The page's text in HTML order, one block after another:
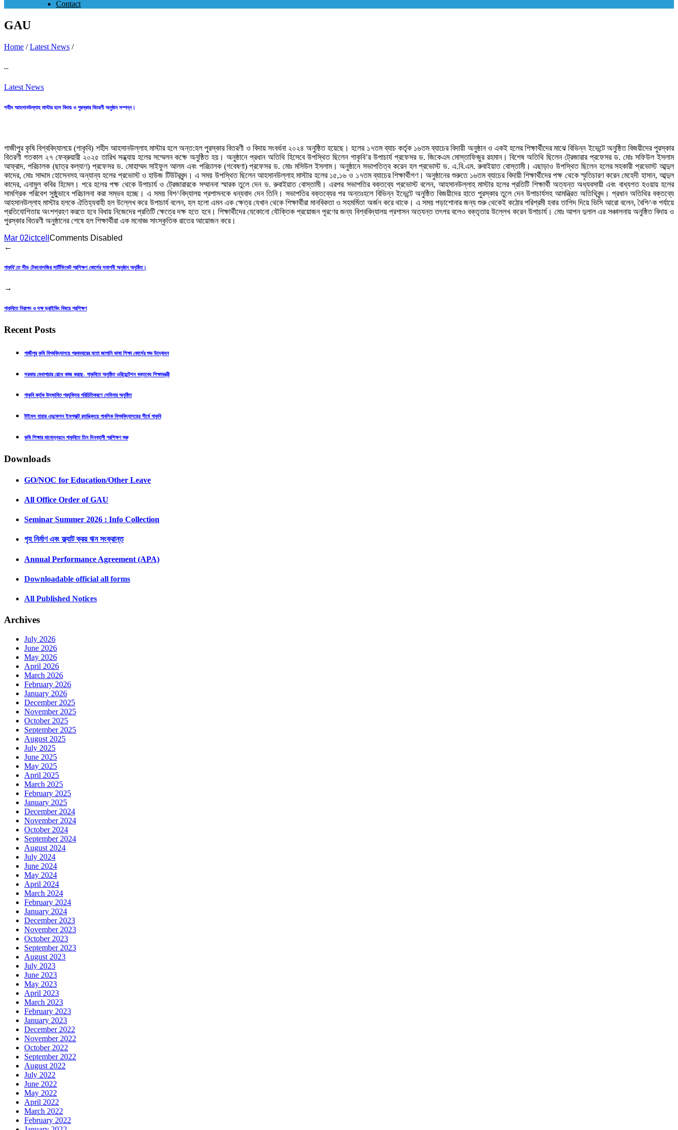
Contact
GAU
Home /Latest News /
...
Latest News
শহীদ আহসানউল্লাহ মাস্টার হলে বিদায় ও পুরস্কার বিতরণী অনুষ্ঠান সম্পন্ন।
গাজীপুর কৃষি বিশ্ববিদ্যালয়ে (গাকৃবি) শহীদ আহসানউল্লাহ মাস্টার হলে অন্ত:হল পুরস্কার বিতরণী ও বিদায় সংবর্ধনা ২০২৪ অনুষ্ঠিত হয়েছে। হলের ১৭তম ব্যাচ কর্তৃক ১৬তম ব্যাচের বিদায়ী অনুষ্ঠান ও একই হলের শিক্ষার্থীদের মাঝে বিভিন্ন ইভেন্টে অনুষ্ঠিত বিজয়ীদের পুরস্কার
বিতরণী গতকাল ২৭ ফেব্রুয়ারী ২০২৫ তারিখ সন্ধ্যায় হলের সম্মেলন কক্ষে অনুষ্ঠিত হয়। অনুষ্ঠানে প্রধান অতিথি হিসেবে উপস্থিত ছিলেন গাকৃবি’র উপাচার্য প্রফেসর ড. জিকেএম মোস্তাফিজুর রহমান। বিশেষ অতিথি ছিলেন ট্রেজারার প্রফেসর ড. মোঃ সফিউল ইসলাম
আফ্রাদ, পরিচালক (ছাত্র কল্যাণ) প্রফেসর ড. মোহাম্মদ সাইফুল আলম এবং পরিচালক (গবেষণা) প্রফেসর ড. মোঃ মসিউল ইসলাম। অনুষ্ঠানে সভাপতিত্ব করেন হল প্রভোস্ট ড. এ.বি.এম. রুবাইয়াত বোস্তামী। এছাড়াও উপস্থিত ছিলেন হলের সহকারী প্রভোস্ট আব্দুল
কাদের, মোঃ সাদ্দাম হোসেনসহ অন্যান্য হলের প্রভোস্ট ও হাউজ টিউটরবৃন্দ। এ সময় উপস্থিত ছিলেন আহসানউল্লাহ মাস্টার হলের ১৫,১৬ ও ১৭তম ব্যাচের শিক্ষার্থীগণ। অনুষ্ঠানের শুরুতে ১৬তম ব্যাচের বিদায়ী শিক্ষার্থীদের পক্ষ থেকে স্মৃতিচারণ করেন মেহেদী হাসান, আব্দুল
কাদের, এনামুল কবির হিমেল। পরে হলের পক্ষ থেকে উপাচার্য ও ট্রেজারারকে সম্মাননা স্মারক তুলে দেন ড. রুবাইয়াত বোস্তামী। এরপর সভাপতির বক্তব্যে প্রভোস্ট বলেন, আহসানউল্লাহ মাস্টার হলের প্রতিটি শিক্ষার্থী অত্যন্ত অধ্যবসায়ী এবং বাধ্যগত হওয়ায় হলের
সামগ্রিক পরিবেশ সুষ্ঠুভাবে পরিচালনা করা সম্ভব হচ্ছে। এ সময় বিশ^বিদ্যালয় প্রশাসনকে ধন্যবাদ দেন তিনি। সভাপতির বক্তব্যের পর অন্তঃহলে বিভিন্ন ইভেন্টে অনুষ্ঠিত বিজয়ীদের হাতে পুরস্কার তুলে দেন উপাচার্যসহ আমন্ত্রিত অতিথিবৃন্দ। প্রধান অতিথির বক্তব্যে
আহসানউল্লাহ মাস্টার হলকে ঐতিহ্যবাহী হল উল্লেখ করে উপাচার্য বলেন, হল হলো এমন এক ক্ষেত্র যেখান থেকে শিক্ষার্থীরা মানবিকতা ও সহমর্মিতা অর্জন করে থাকে। এ সময় পড়াশোনার জন্য শুরু থেকেই কঠোর পরিশ্রমী হবার তাগিদ দিয়ে ভিসি আরো বলেন, বৈশি^ক পর্যায়ে
প্রতিযোগিতায় অংশগ্রহণ করতে হবে বিধায় নিজেদের প্রতিটি ক্ষেত্রে দক্ষ হতে হবে। শিক্ষার্থীদের যেকোনো যৌক্তিক প্রয়োজন পূরণের জন্য বিশ্ববিদ্যালয় প্রশাসন অত্যন্ত তৎপর বলেও বক্তৃতায় উল্লেখ করেন উপাচার্য। মোঃ আপন দুলাল এর সঞ্চালনায় অনুষ্ঠিত বিদায় ও
পুরস্কার বিতরণী অনুষ্ঠানের শেষে হল শিক্ষার্থীরা এক মনোজ্ঞ সাংস্কৃতিক রাতের আয়োজন করে।
Mar 02ictcell Comments Disabled
←
গাকৃবি’তে সীড টেকনোলজির সার্টিফিকেট প্রশিক্ষণ কোর্সের সমাপনী অনুষ্ঠান অনুষ্ঠিত।
→
গাকৃবিতে নিরাপদ ও দক্ষ ড্রাইভিং বিষয়ে প্রশিক্ষণ
Recent Posts
গাজীপুর কৃষি বিশ্ববিদ্যালয়ে প্রথমবারের মতো জাপানি ভাষা শিক্ষা কোর্সের শুভ উদ্বোধন
সরকার মেধাপাচার রোধে কাজ করছে- গাকৃবিতে অনুষ্ঠিত ওরিয়েন্টেশন বক্তব্যে শিক্ষামন্ত্রী
গাকৃবি কর্তৃক উদ্ভাবিত প্রযুক্তির পরিচিতিকরণে সেমিনার অনুষ্ঠিত
টাইমস হায়ার এডুকেশন ইমপ্যাক্ট র‍্যাঙ্কিংয়ে পাবলিক বিশ্ববিদ্যালয়ের শীর্ষে গাকৃবি
কৃষি শিক্ষার মানোন্নয়নে গাকৃবিতে তিন দিনব্যাপী প্রশিক্ষণ শুরু
Downloads
GO/NOC for Education/Other Leave
All Office Order of GAU
Seminar Summer 2026 : Info Collection
গৃহ নির্মাণ এবং ফ্ল্যাট ক্রয় ঋন সংক্রান্ত
Annual Performance Agreement (APA)
Downloadable official all forms
All Published Notices
Archives
July 2026
June 2026
May 2026
April 2026
March 2026
February 2026
January 2026
December 2025
November 2025
October 2025
September 2025
August 2025
July 2025
June 2025
May 2025
April 2025
March 2025
February 2025
January 2025
December 2024
November 2024
October 2024
September 2024
August 2024
July 2024
June 2024
May 2024
April 2024
March 2024
February 2024
January 2024
December 2023
November 2023
October 2023
September 2023
August 2023
July 2023
June 2023
May 2023
April 2023
March 2023
February 2023
January 2023
December 2022
November 2022
October 2022
September 2022
August 2022
July 2022
June 2022
May 2022
April 2022
March 2022
February 2022